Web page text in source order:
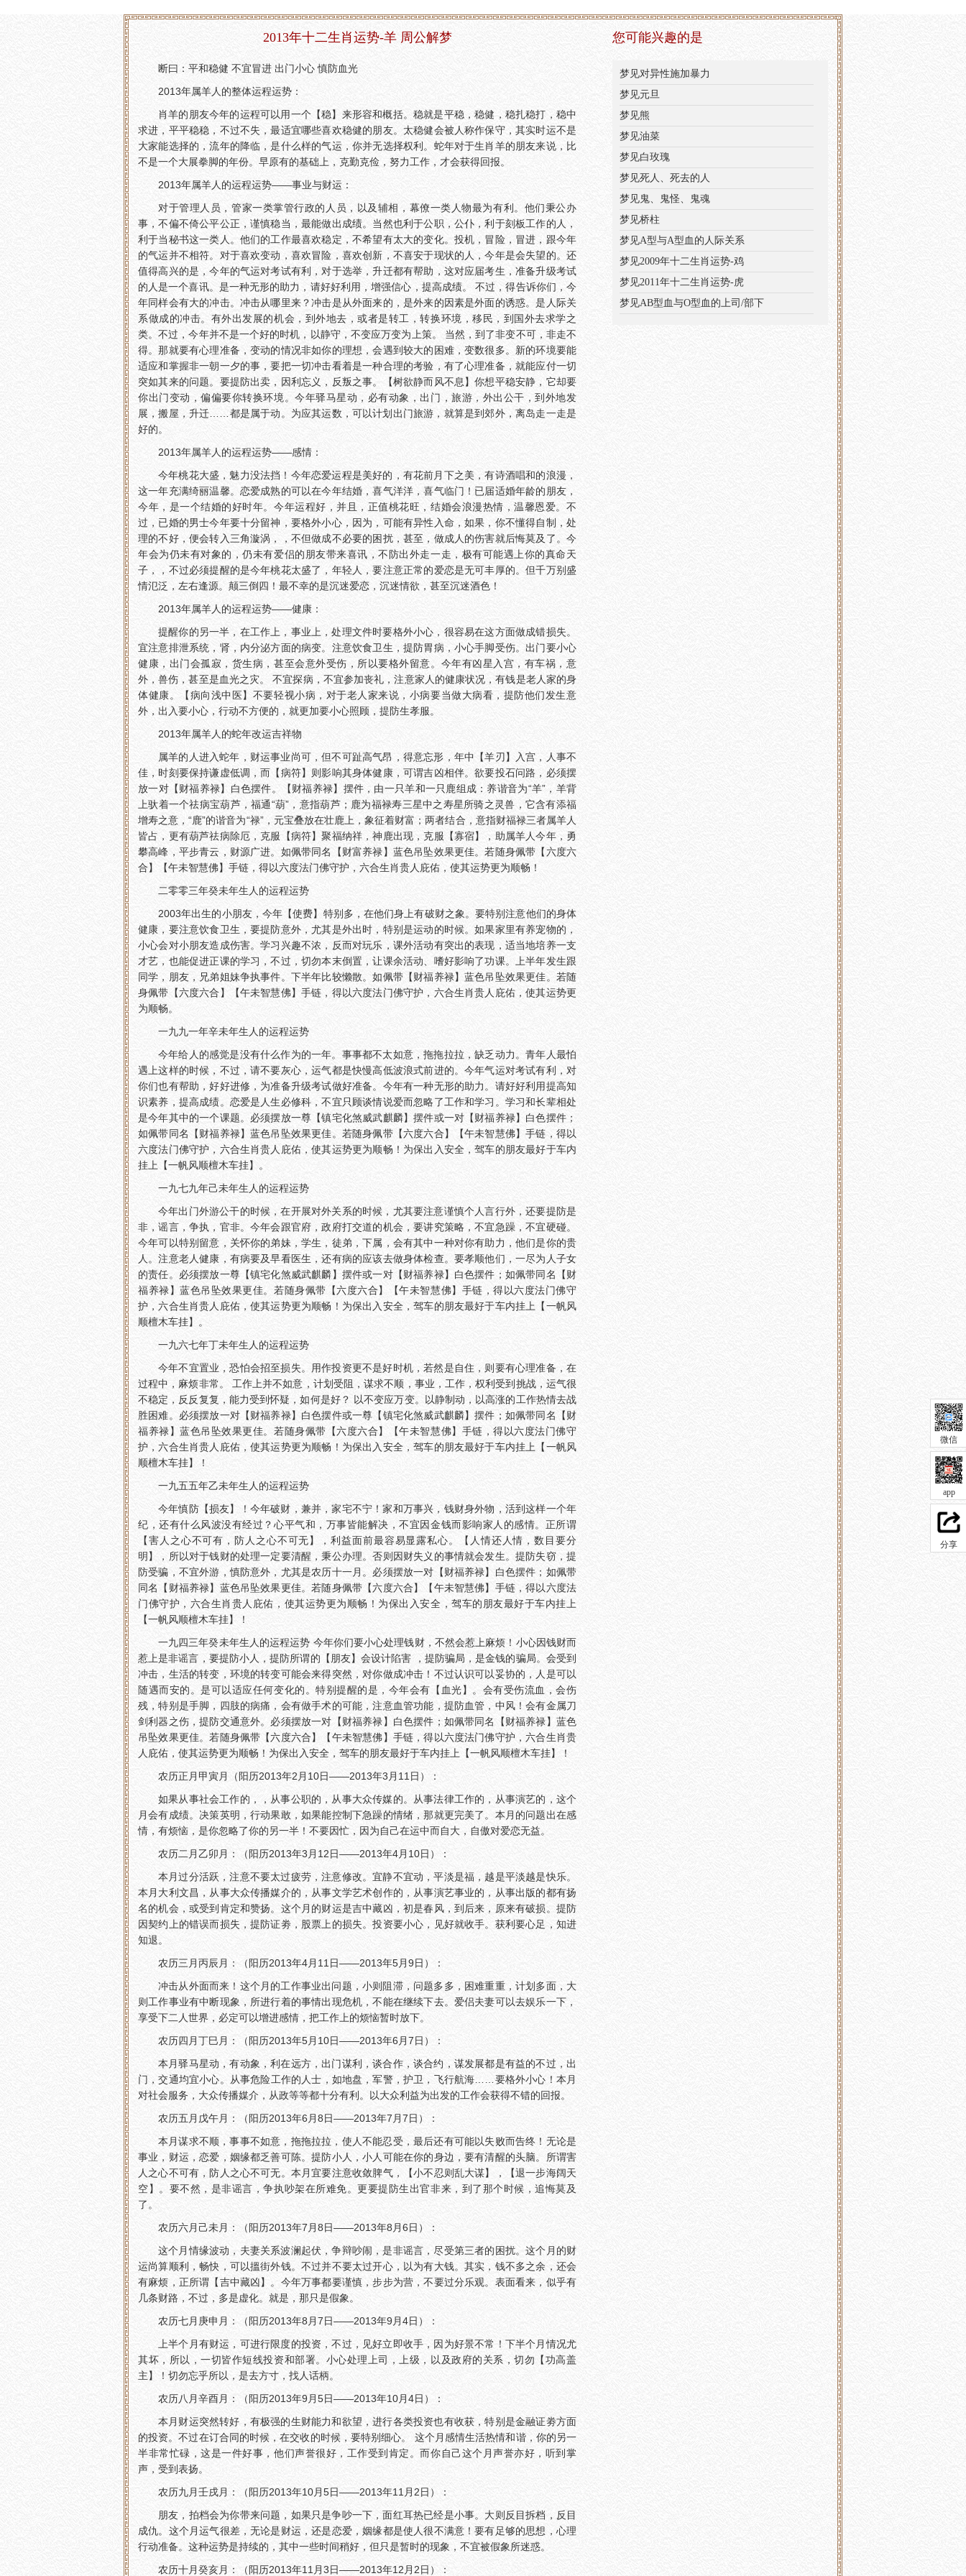
2013年十二生肖运势-羊 周公解梦
断曰：平和稳健 不宜冒进 出门小心 慎防血光
2013年属羊人的整体运程运势：
肖羊的朋友今年的运程可以用一个【稳】来形容和概括。稳就是平稳，稳健，稳扎稳打，稳中
求进，平平稳稳，不过不失，最适宜哪些喜欢稳健的朋友。太稳健会被人称作保守，其实时运不是
大家能选择的，流年的降临，是什么样的气运，你并无选择权利。蛇年对于生肖羊的朋友来说，比
不是一个大展拳脚的年份。早原有的基础上，克勤克俭，努力工作，才会获得回报。
2013年属羊人的运程运势——事业与财运：
对于管理人员，管家一类掌管行政的人员，以及辅相，幕僚一类人物最为有利。他们秉公办
事，不偏不倚公平公正，谨慎稳当，最能做出成绩。当然也利于公职，公仆，利于刻板工作的人，
利于当秘书这一类人。他们的工作最喜欢稳定，不希望有太大的变化。投机，冒险，冒进，跟今年
的气运并不相符。对于喜欢变动，喜欢冒险，喜欢创新，不喜安于现状的人，今年是会失望的。还
值得高兴的是，今年的气运对考试有利，对于选举，升迁都有帮助，这对应届考生，准备升级考试
的人是一个喜讯。是一种无形的助力，请好好利用，增强信心，提高成绩。 不过，得告诉你们，今
年同样会有大的冲击。冲击从哪里来？冲击是从外面来的，是外来的因素是外面的诱惑。是人际关
系做成的冲击。有外出发展的机会，到外地去，或者是转工，转换环境，移民，到国外去求学之
类。不过，今年并不是一个好的时机，以静守，不变应万变为上策。 当然，到了非变不可，非走不
得。那就要有心理准备，变动的情况非如你的理想，会遇到较大的困难，变数很多。新的环境要能
适应和掌握非一朝一夕的事，要把一切冲击看着是一种合理的考验，有了心理准备，就能应付一切
突如其来的问题。要提防出卖，因利忘义，反叛之事。【树欲静而风不息】你想平稳安静，它却要
你出门变动，偏偏要你转换环境。今年驿马星动，必有动象，出门，旅游，外出公干，到外地发
展，搬屋，升迁……都是属于动。为应其运数，可以计划出门旅游，就算是到郊外，离岛走一走是
好的。
2013年属羊人的运程运势——感情：
今年桃花大盛，魅力没法挡！今年恋爱运程是美好的，有花前月下之美，有诗酒唱和的浪漫，
这一年充满绮丽温馨。恋爱成熟的可以在今年结婚，喜气洋洋，喜气临门！已届适婚年龄的朋友，
今年，是一个结婚的好时年。今年运程好，并且，正值桃花旺，结婚会浪漫热情，温馨恩爱。不
过，已婚的男士今年要十分留神，要格外小心，因为，可能有异性入命，如果，你不懂得自制，处
理的不好，便会转入三角漩涡，，不但做成不必要的困扰，甚至，做成人的伤害就后悔莫及了。今
年会为仍未有对象的，仍未有爱侣的朋友带来喜讯，不防出外走一走，极有可能遇上你的真命天
子，，不过必须提醒的是今年桃花太盛了，年轻人，要注意正常的爱恋是无可丰厚的。但千万别盛
情氾泛，左右逢源。颠三倒四！最不幸的是沉迷爱恋，沉迷情欲，甚至沉迷酒色！
2013年属羊人的运程运势——健康：
提醒你的另一半，在工作上，事业上，处理文件时要格外小心，很容易在这方面做成错损失。
宜注意排泄系统，肾，内分泌方面的病变。注意饮食卫生，提防胃病，小心手脚受伤。出门要小心
健康，出门会孤寂，货生病，甚至会意外受伤，所以要格外留意。今年有凶星入宫，有车祸，意
外，兽伤，甚至是血光之灾。 不宜探病，不宜参加丧礼，注意家人的健康状况，有钱是老人家的身
体健康。【病向浅中医】不要轻视小病，对于老人家来说，小病要当做大病看，提防他们发生意
外，出入要小心，行动不方便的，就更加要小心照顾，提防生孝服。
2013年属羊人的蛇年改运吉祥物
属羊的人进入蛇年，财运事业尚可，但不可趾高气昂，得意忘形，年中【羊刃】入宫，人事不
佳，时刻要保持谦虚低调，而【病符】则影响其身体健康，可谓吉凶相伴。欲要投石问路，必须摆
放一对【财福养禄】白色摆件。【财福养禄】摆件，由一只羊和一只鹿组成：养谐音为“羊”，羊背
上驮着一个祛病宝葫芦，福通“葫”，意指葫芦；鹿为福禄寿三星中之寿星所骑之灵兽，它含有添福
增寿之意，“鹿”的谐音为“禄”，元宝叠放在壮鹿上，象征着财富；两者结合，意指财福禄三者属羊人
皆占，更有葫芦祛病除厄，克服【病符】聚福纳祥，神鹿出现，克服【寡宿】，助属羊人今年，勇
攀高峰，平步青云，财源广进。如佩带同名【财富养禄】蓝色吊坠效果更佳。若随身佩带【六度六
合】【午未智慧佛】手链，得以六度法门佛守护，六合生肖贵人庇佑，使其运势更为顺畅！
二零零三年癸未年生人的运程运势
2003年出生的小朋友，今年【使费】特别多，在他们身上有破财之象。要特别注意他们的身体
健康，要注意饮食卫生，要提防意外，尤其是外出时，特别是运动的时候。如果家里有养宠物的，
小心会对小朋友造成伤害。学习兴趣不浓，反而对玩乐，课外活动有突出的表现，适当地培养一支
才艺，也能促进正课的学习，不过，切勿本末倒置，让课余活动、嗜好影响了功课。上半年发生跟
同学，朋友，兄弟姐妹争执事件。下半年比较懒散。如佩带【财福养禄】蓝色吊坠效果更佳。若随
身佩带【六度六合】【午未智慧佛】手链，得以六度法门佛守护，六合生肖贵人庇佑，使其运势更
为顺畅。
一九九一年辛未年生人的运程运势
今年给人的感觉是没有什么作为的一年。事事都不太如意，拖拖拉拉，缺乏动力。青年人最怕
遇上这样的时候，不过，请不要灰心，运气都是快慢高低波浪式前进的。今年气运对考试有利，对
你们也有帮助，好好进修，为准备升级考试做好准备。今年有一种无形的助力。请好好利用提高知
识素养，提高成绩。恋爱是人生必修科，不宜只顾谈情说爱而忽略了工作和学习。学习和长辈相处
是今年其中的一个课题。必须摆放一尊【镇宅化煞威武麒麟】摆件或一对【财福养禄】白色摆件；
如佩带同名【财福养禄】蓝色吊坠效果更佳。若随身佩带【六度六合】【午未智慧佛】手链，得以
六度法门佛守护，六合生肖贵人庇佑，使其运势更为顺畅！为保出入安全，驾车的朋友最好于车内
挂上【一帆风顺檀木车挂】。
一九七九年己未年生人的运程运势
今年出门外游公干的时候，在开展对外关系的时候，尤其要注意谨慎个人言行外，还要提防是
非，谣言，争执，官非。今年会跟官府，政府打交道的机会，要讲究策略，不宜急躁，不宜硬碰。
今年可以特别留意，关怀你的弟妹，学生，徒弟，下属，会有其中一种对你有助力，他们是你的贵
人。注意老人健康，有病要及早看医生，还有病的应该去做身体检查。要孝顺他们，一尽为人子女
的责任。必须摆放一尊【镇宅化煞威武麒麟】摆件或一对【财福养禄】白色摆件；如佩带同名【财
福养禄】蓝色吊坠效果更佳。若随身佩带【六度六合】【午未智慧佛】手链，得以六度法门佛守
护，六合生肖贵人庇佑，使其运势更为顺畅！为保出入安全，驾车的朋友最好于车内挂上【一帆风
顺檀木车挂】。
一九六七年丁未年生人的运程运势
今年不宜置业，恐怕会招至损失。用作投资更不是好时机，若然是自住，则要有心理准备，在
过程中，麻烦非常。 工作上并不如意，计划受阻，谋求不顺，事业，工作，权利受到挑战，运气很
不稳定，反反复复，能力受到怀疑，如何是好？ 以不变应万变。以静制动，以高涨的工作热情去战
胜困难。必须摆放一对【财福养禄】白色摆件或一尊【镇宅化煞威武麒麟】摆件；如佩带同名【财
福养禄】蓝色吊坠效果更佳。若随身佩带【六度六合】【午未智慧佛】手链，得以六度法门佛守
护，六合生肖贵人庇佑，使其运势更为顺畅！为保出入安全，驾车的朋友最好于车内挂上【一帆风
顺檀木车挂】！
一九五五年乙未年生人的运程运势
今年慎防【损友】！今年破财，兼并，家宅不宁！家和万事兴，钱财身外物，活到这样一个年
纪，还有什么风波没有经过？心平气和，万事皆能解决，不宜因金钱而影响家人的感情。正所谓
【害人之心不可有，防人之心不可无】，利益面前最容易显露私心。【人情还人情，数目要分
明】，所以对于钱财的处理一定要清醒，秉公办理。否则因财失义的事情就会发生。提防失窃，提
防受骗，不宜外游，慎防意外，尤其是农历十一月。必须摆放一对【财福养禄】白色摆件；如佩带
同名【财福养禄】蓝色吊坠效果更佳。若随身佩带【六度六合】【午未智慧佛】手链，得以六度法
门佛守护，六合生肖贵人庇佑，使其运势更为顺畅！为保出入安全，驾车的朋友最好于车内挂上
【一帆风顺檀木车挂】！
一九四三年癸未年生人的运程运势 今年你们要小心处理钱财，不然会惹上麻烦！小心因钱财而
惹上是非谣言，要提防小人，提防所谓的【朋友】会设计陷害 ，提防骗局，是金钱的骗局。会受到
冲击，生活的转变，环境的转变可能会来得突然，对你做成冲击！不过认识可以妥协的，人是可以
随遇而安的。是可以适应任何变化的。特别提醒的是，今年会有【血光】。会有受伤流血，会伤
残，特别是手脚，四肢的病痛，会有做手术的可能，注意血管功能，提防血管，中风！会有金属刀
剑利器之伤，提防交通意外。必须摆放一对【财福养禄】白色摆件；如佩带同名【财福养禄】蓝色
吊坠效果更佳。若随身佩带【六度六合】【午未智慧佛】手链，得以六度法门佛守护，六合生肖贵
人庇佑，使其运势更为顺畅！为保出入安全，驾车的朋友最好于车内挂上【一帆风顺檀木车挂】！
农历正月甲寅月（阳历2013年2月10日——2013年3月11日）：
如果从事社会工作的，，从事公职的，从事大众传媒的。从事法律工作的，从事演艺的，这个
月会有成绩。决策英明，行动果敢，如果能控制下急躁的情绪，那就更完美了。本月的问题出在感
情，有烦恼，是你忽略了你的另一半！不要因忙，因为自己在运中而自大，自傲对爱恋无益。
农历二月乙卯月：（阳历2013年3月12日——2013年4月10日）：
本月过分活跃，注意不要太过疲劳，注意修改。宜静不宜动，平淡是福，越是平淡越是快乐。
本月大利文昌，从事大众传播媒介的，从事文学艺术创作的，从事演艺事业的，从事出版的都有扬
名的机会，或受到肯定和赞扬。这个月的财运是吉中藏凶，初是春风，到后来，原来有破损。提防
因契约上的错误而损失，提防证劵，股票上的损失。投资要小心，见好就收手。获利要心足，知进
知退。
农历三月丙辰月：（阳历2013年4月11日——2013年5月9日）：
冲击从外面而来！这个月的工作事业出问题，小则阻滞，问题多多，困难重重，计划多面，大
则工作事业有中断现象，所进行着的事情出现危机，不能在继续下去。爱侣夫妻可以去娱乐一下，
享受下二人世界，必定可以增进感情，把工作上的烦恼暂时放下。
农历四月丁巳月：（阳历2013年5月10日——2013年6月7日）：
本月驿马星动，有动象，利在远方，出门谋利，谈合作，谈合约，谋发展都是有益的不过，出
门，交通均宜小心。从事危险工作的人士，如地盘，军警，护卫，飞行航海……要格外小心！本月
对社会服务，大众传播媒介，从政等等都十分有利。以大众利益为出发的工作会获得不错的回报。
农历五月戊午月：（阳历2013年6月8日——2013年7月7日）：
本月谋求不顺，事事不如意，拖拖拉拉，使人不能忍受，最后还有可能以失败而告终！无论是
事业，财运，恋爱，姻缘都乏善可陈。提防小人，小人可能在你的身边，要有清醒的头脑。所谓害
人之心不可有，防人之心不可无。本月宜要注意收敛脾气，【小不忍则乱大谋】，【退一步海阔天
空】。要不然，是非谣言，争执吵架在所难免。更要提防生出官非来，到了那个时候，追悔莫及
了。
农历六月己未月：（阳历2013年7月8日——2013年8月6日）：
这个月情缘波动，夫妻关系波澜起伏，争辩吵闹，是非谣言，尽受第三者的困扰。这个月的财
运尚算顺利，畅快，可以搵街外钱。不过并不要太过开心，以为有大钱。其实，钱不多之余，还会
有麻烦，正所谓【吉中藏凶】。今年万事都要谨慎，步步为营，不要过分乐观。表面看来，似乎有
几条财路，不过，多是虚化。就是，那只是假象。
农历七月庚申月：（阳历2013年8月7日——2013年9月4日）：
上半个月有财运，可进行限度的投资，不过，见好立即收手，因为好景不常！下半个月情况尤
其坏，所以，一切皆作短线投资和部署。小心处理上司，上级，以及政府的关系，切勿【功高盖
主】！切勿忘乎所以，是去方寸，找人话柄。
农历八月辛酉月：（阳历2013年9月5日——2013年10月4日）：
本月财运突然转好，有极强的生财能力和欲望，进行各类投资也有收获，特别是金融证劵方面
的投资。不过在订合同的时候，在交收的时候，要特别细心。 这个月感情生活热情和谐，你的另一
半非常忙碌，这是一件好事，他们声誉很好，工作受到肯定。而你自己这个月声誉亦好，听到掌
声，受到表扬。
农历九月壬戌月：（阳历2013年10月5日——2013年11月2日）：
朋友，拍档会为你带来问题，如果只是争吵一下，面红耳热已经是小事。大则反目拆档，反目
成仇。这个月运气很差，无论是财运，还是恋爱，姻缘都是使人很不满意！要有足够的思想，心理
行动准备。这种运势是持续的，其中一些时间稍好，但只是暂时的现象，不宜被假象所迷惑。
农历十月癸亥月：（阳历2013年11月3日——2013年12月2日）：
您可能兴趣的是
梦见对异性施加暴力
梦见元旦
梦见熊
梦见油菜
梦见白玫瑰
梦见死人、死去的人
梦见鬼、鬼怪、鬼魂
梦见桥柱
梦见A型与A型血的人际关系
梦见2009年十二生肖运势-鸡
梦见2011年十二生肖运势-虎
梦见AB型血与O型血的上司/部下
微信
app
分享